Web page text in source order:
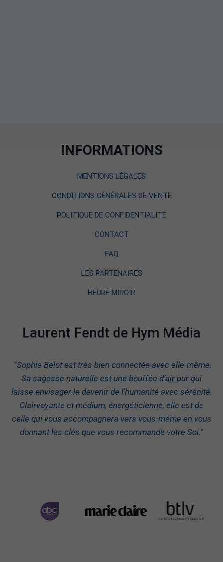
INFORMATIONS
MENTIONS LÉGALES
CONDITIONS GÉNÉRALES DE VENTE
POLITIQUE DE CONFIDENTIALITÉ
CONTACT
FAQ
LES PARTENAIRES
HEURE MIROIR
Laurent Fendt de Hym Média
“Sophie Belot est très bien connectée avec elle-même.
Sa sagesse naturelle est une bouffée d’air pur qui
laisse envisager le devenir de l’humanité avec sérénité.
Clairvoyante et médium, énergéticienne, elle est de
celle qui vous accompagnera vers vous-même en vous
donnant les clés que vous recommande votre Soi.“